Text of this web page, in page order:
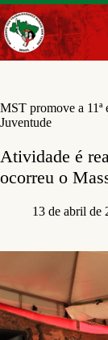
Pular
para
o
conteúdo
MST promove a 11ª
Juventude
Atividade é
ocorreu o
13 de abril de